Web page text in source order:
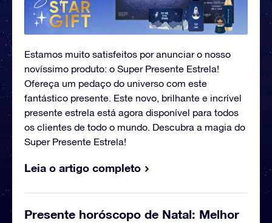
Estamos muito satisfeitos por anunciar o nosso
novíssimo produto: o Super Presente Estrela!
Ofereça um pedaço do universo com este
fantástico presente. Este novo, brilhante e incrível
presente estrela está agora disponível para todos
os clientes de todo o mundo. Descubra a magia do
Super Presente Estrela!
Leia o artigo completo
Presente horóscopo de Natal: Melhor